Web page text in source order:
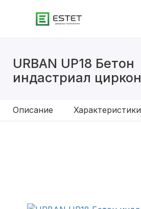
URBAN UP18 Бетон
индастриал циркон
Описание Характеристики